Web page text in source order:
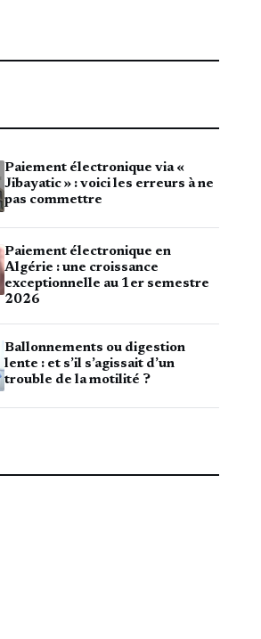
Paiement électronique via «
Jibayatic » : voici les erreurs à ne
pas commettre
Paiement électronique en
Algérie : une croissance
exceptionnelle au 1er semestre
2026
Ballonnements ou digestion
lente : et s’il s’agissait d’un
trouble de la motilité ?